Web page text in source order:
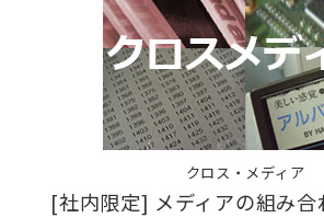
クロス・メディア
[社内限定] メディアの組み合